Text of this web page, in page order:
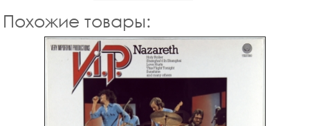
Похожие товары: